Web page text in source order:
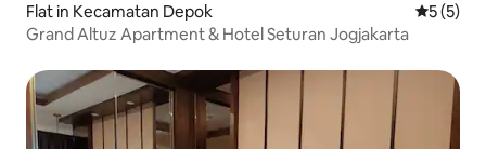
Flat in Kecamatan Depok
5 (5)
Grand Altuz Apartment & Hotel Seturan Jogjakarta